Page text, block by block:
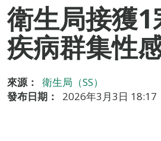
衛生局接獲
疾病群集性
來源：
衛生局（SS）
發布日期：
2026年3月3日 18:17